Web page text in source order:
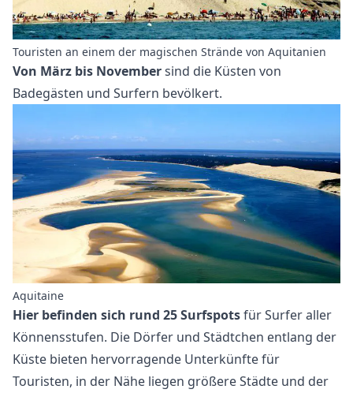
Touristen an einem der magischen Strände von Aquitanien
Von März bis Novembersind die Küsten von
Badegästen und Surfern bevölkert.
Aquitaine
Hier befinden sich rund 25 Surfspotsfür Surfer aller
Könnensstufen. Die Dörfer und Städtchen entlang der
Küste bieten hervorragende Unterkünfte für
Touristen, in der Nähe liegen größere Städte und der